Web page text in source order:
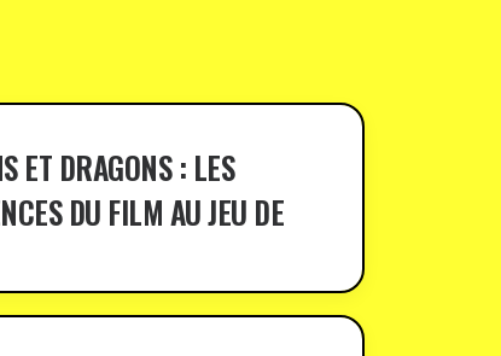
ET DRAGONS : LES
DU FILM AU JEU DE